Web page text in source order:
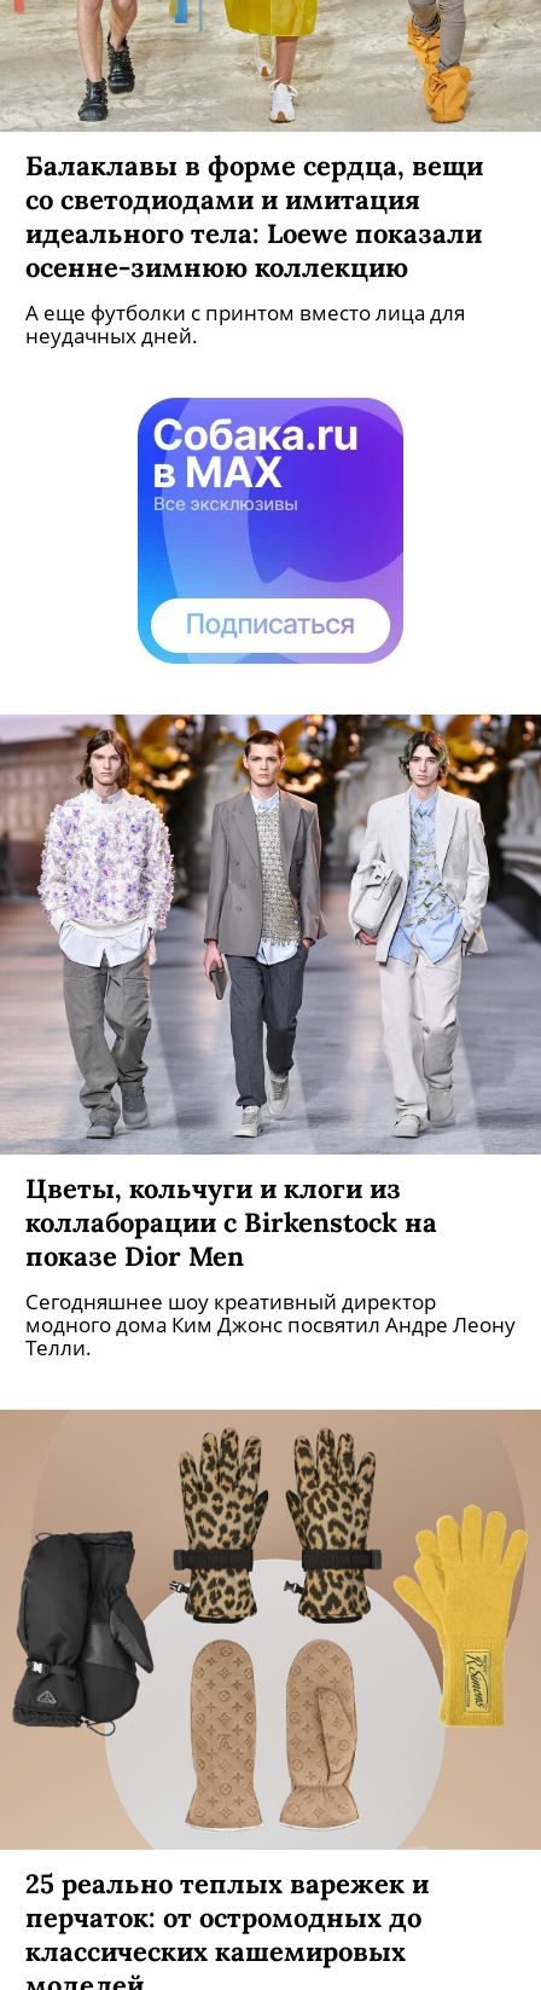
Балаклавы в форме сердца, вещи
со светодиодами и имитация
идеального тела: Loewe показали
осенне-зимнюю коллекцию
А еще футболки с принтом вместо лица для
неудачных дней.
Цветы, кольчуги и клоги из
коллаборации с Birkenstock на
показе Dior Men
Сегодняшнее шоу креативный директор
модного дома Ким Джонс посвятил Андре Леону
Телли.
25 реально теплых варежек и
перчаток: от остромодных до
классических кашемировых